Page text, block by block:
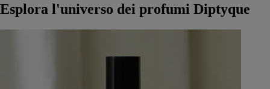
Esplora l'universo dei profumi Diptyque